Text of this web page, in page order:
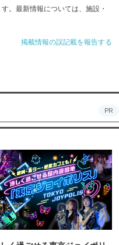
。最新情報については、施設・
掲載情報の誤記載を報告する
PR